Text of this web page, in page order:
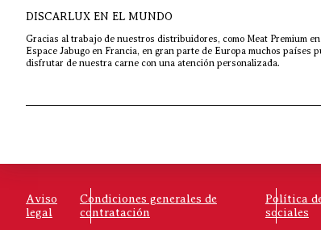
DISCARLUX EN EL MUNDO
Gracias al trabajo de nuestros distribuidores, como Meat Premium
Espace Jabugo en Francia, en gran parte de Europa muchos países
disfrutar de nuestra carne con una atención personalizada.
Aviso
legal
Condiciones generales de
contratación
Política
sociales